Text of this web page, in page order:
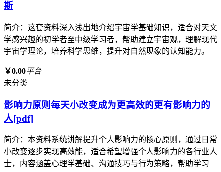
斯
简介：这套资料深入浅出地介绍宇宙学基础知识，适合对天文
学感兴趣的初学者至中级学习者，帮助建立宇宙观，理解现代
宇宙学理论，培养科学思维，提升对自然现象的认知能力。
￥0.00平台
未分类
影响力原则每天小改变成为更高效的更有影响力的
人[pdf]
简介：本资料系统讲解提升个人影响力的核心原则，通过日常
小改变逐步实现高效能，适合希望增强个人影响力的各行业人
士，内容涵盖心理学基础、沟通技巧与行为策略，帮助学习